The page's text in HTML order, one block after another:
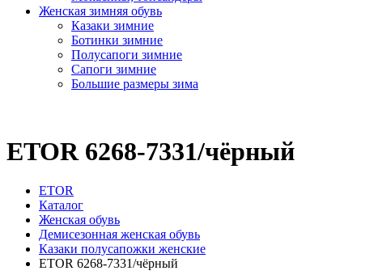
Женская зимняя обувь
Казаки зимние
Ботинки зимние
Полусапоги зимние
Сапоги зимние
Большие размеры зима
ETOR 6268-7331/чёрный
ETOR
Каталог
Женская обувь
Демисезонная женская обувь
Казаки полусапожки женские
ETOR 6268-7331/чёрный